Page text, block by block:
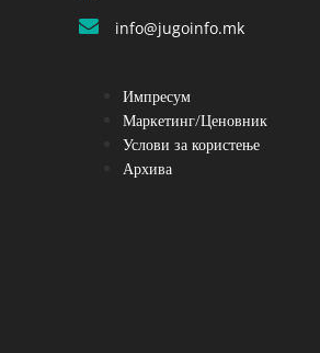
info@jugoinfo.mk
Импресум
Маркетинг/Ценовник
Услови за користење
Архива